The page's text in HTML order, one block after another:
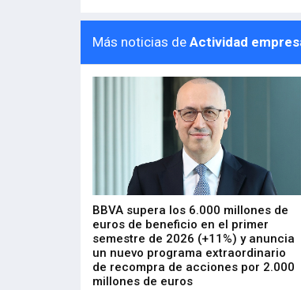
Más noticias de Actividad
BBVA supera los 6.000 millones de
euros de beneficio en el primer
semestre de 2026 (+11%) y anuncia
un nuevo programa extraordinario
de recompra de acciones por 2.000
millones de euros